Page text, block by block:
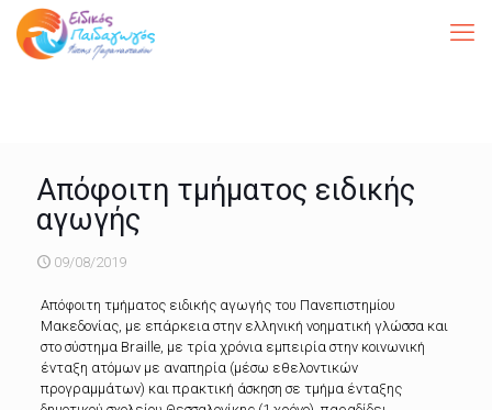
Απόφοιτη τμήματος ειδικής
αγωγής
09/08/2019
Απόφοιτη τμήματος ειδικής αγωγής του Πανεπιστημίου
Μακεδονίας, με επάρκεια στην ελληνική νοηματική γλώσσα και
στο σύστημα Braille, με τρία χρόνια εμπειρία στην κοινωνική
ένταξη ατόμων με αναπηρία (μέσω εθελοντικών
προγραμμάτων) και πρακτική άσκηση σε τμήμα ένταξης